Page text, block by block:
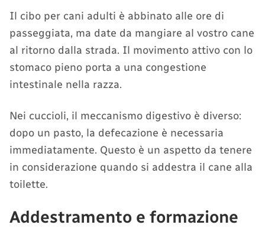
Il cibo per cani adulti è abbinato alle ore di
passeggiata, ma date da mangiare al vostro cane
al ritorno dalla strada. Il movimento attivo con lo
stomaco pieno porta a una congestione
intestinale nella razza.
Nei cuccioli, il meccanismo digestivo è diverso:
dopo un pasto, la defecazione è necessaria
immediatamente. Questo è un aspetto da tenere
in considerazione quando si addestra il cane alla
toilette.
Addestramento e formazione